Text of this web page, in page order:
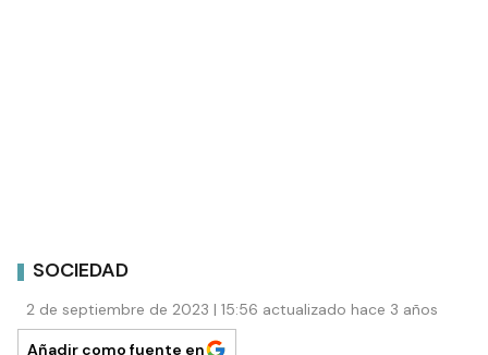
SOCIEDAD
2 de septiembre de 2023 | 15:56 actualizado hace 3 años
Añadir como fuente en